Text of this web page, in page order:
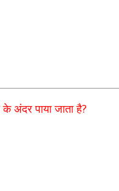
अंदर पाया जाता है?